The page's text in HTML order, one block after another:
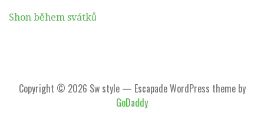
Shon během svátků
Copyright © 2026 Sw style — Escapade WordPress theme by
GoDaddy